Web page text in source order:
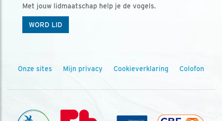
Met jouw lidmaatschap help je de vogels.
WORD LID
Onze sites Mijn privacy Cookieverklaring Colofon